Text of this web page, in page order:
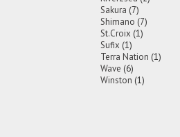
Sakura (7)
Shimano (7)
St.Croix (1)
Sufix (1)
Terra Nation (1)
Wave (6)
Winston (1)